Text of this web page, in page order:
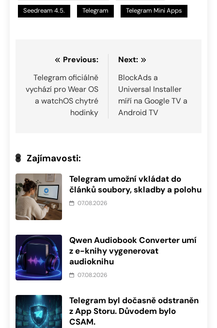
Seedream 4.5. Telegram Telegram Mini Apps
Navigace
pro
příspěvek
Previous:
Telegram oficiálně
vychází pro Wear OS
a watchOS chytré
hodinky
Next:
BlockAds a
Universal Installer
míří na Google TV a
Android TV
Zajímavosti:
Telegram umožní vkládat do
článků soubory, skladby a polohu
07.08.2026
Qwen Audiobook Converter umí
z e-knihy vygenerovat
audioknihu
07.08.2026
Telegram byl dočasně odstraněn
z App Storu. Důvodem bylo
CSAM.